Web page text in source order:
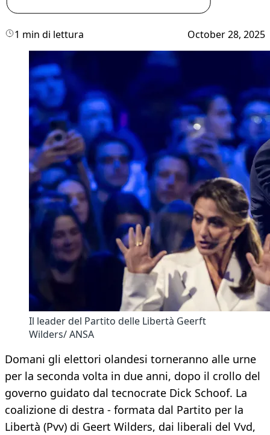
1 min di lettura October 28, 2025
Il leader del Partito delle Libertà Geerft
Wilders/ ANSA
Domani gli elettori olandesi torneranno alle urne
per la seconda volta in due anni, dopo il crollo del
governo guidato dal tecnocrate Dick Schoof. La
coalizione di destra - formata dal Partito per la
Libertà (Pvv) di Geert Wilders, dai liberali del Vvd,